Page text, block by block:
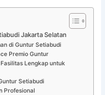
Jakarta Selatan
di Guntur Setiabudi
Premio Guntur
Lengkap untuk
Setiabudi
Profesional